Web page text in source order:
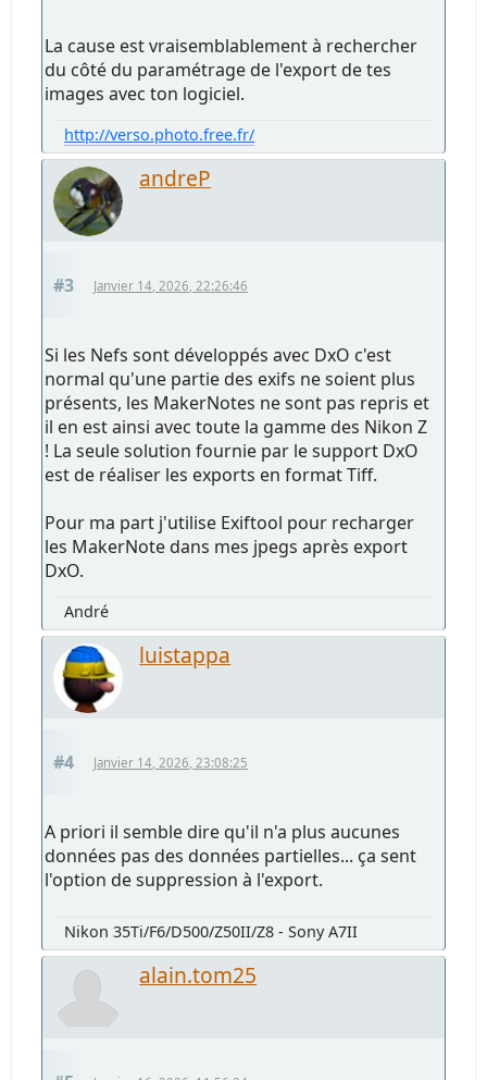
La cause est vraisemblablement à rechercher
du côté du paramétrage de l'export de tes
images avec ton logiciel.
http://verso.photo.free.fr/
andreP
#3 Janvier 14, 2026, 22:26:46
Si les Nefs sont développés avec DxO c'est
normal qu'une partie des exifs ne soient plus
présents, les MakerNotes ne sont pas repris et
il en est ainsi avec toute la gamme des Nikon Z
! La seule solution fournie par le support DxO
est de réaliser les exports en format Tiff.
Pour ma part j'utilise Exiftool pour recharger
les MakerNote dans mes jpegs après export
DxO.
André
luistappa
#4 Janvier 14, 2026, 23:08:25
A priori il semble dire qu'il n'a plus aucunes
données pas des données partielles... ça sent
l'option de suppression à l'export.
Nikon 35Ti/F6/D500/Z50II/Z8 - Sony A7II
alain.tom25